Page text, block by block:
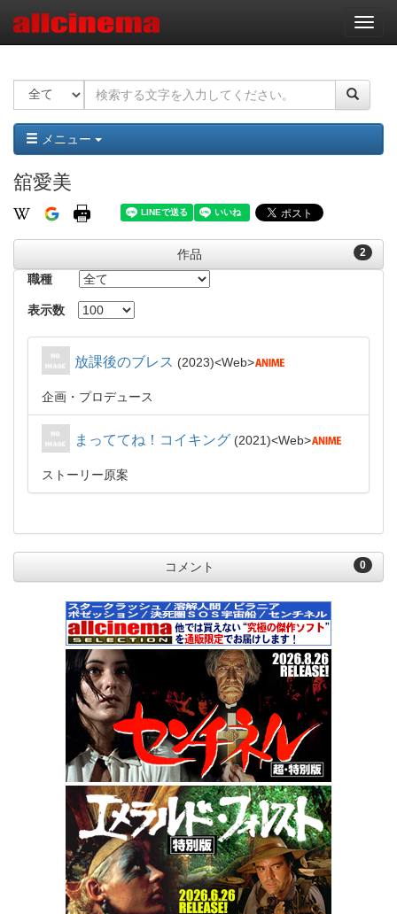
ナ
ビ
ー
ョ
ン
メニュー
舘愛美
2
作品
職種
表示数
放課後のブレス 2023 Web
企画・プロデュース
まっててね！コイキング 2021 Web
ストーリー原案
0
コメント